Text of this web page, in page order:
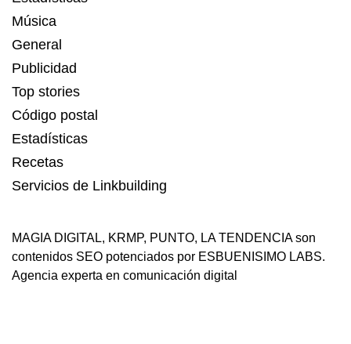
Música
General
Publicidad
Top stories
Código postal
Estadísticas
Recetas
Servicios de Linkbuilding
MAGIA DIGITAL, KRMP, PUNTO, LA TENDENCIAson
contenidos SEO potenciados por ESBUENISIMO LABS.
Agencia experta en comunicación digital